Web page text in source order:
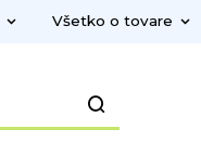
Všetko o tovare